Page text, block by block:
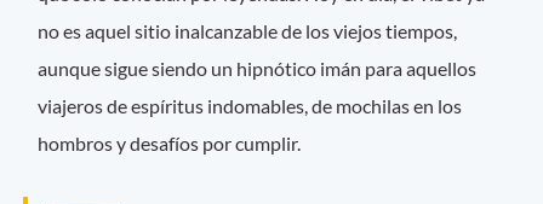
no es aquel sitio inalcanzable de los viejos tiempos,
aunque sigue siendo un hipnótico imán para aquellos
viajeros de espíritus indomables, de mochilas en los
hombros y desafíos por cumplir.